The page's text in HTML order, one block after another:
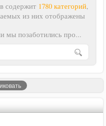
содержит 1780 категорий,
из них отображены
мы позаботились про...